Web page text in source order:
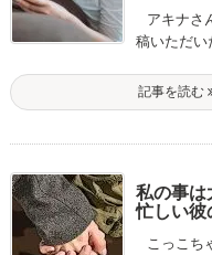
アキナさ
稿いただい
記事を読む
私の事は
忙しい彼
こっこち